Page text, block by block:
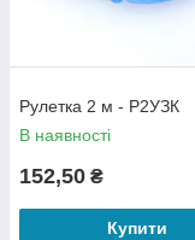
Рулетка 2 м - Р2УЗК
В наявності
152,50 ₴
Купити